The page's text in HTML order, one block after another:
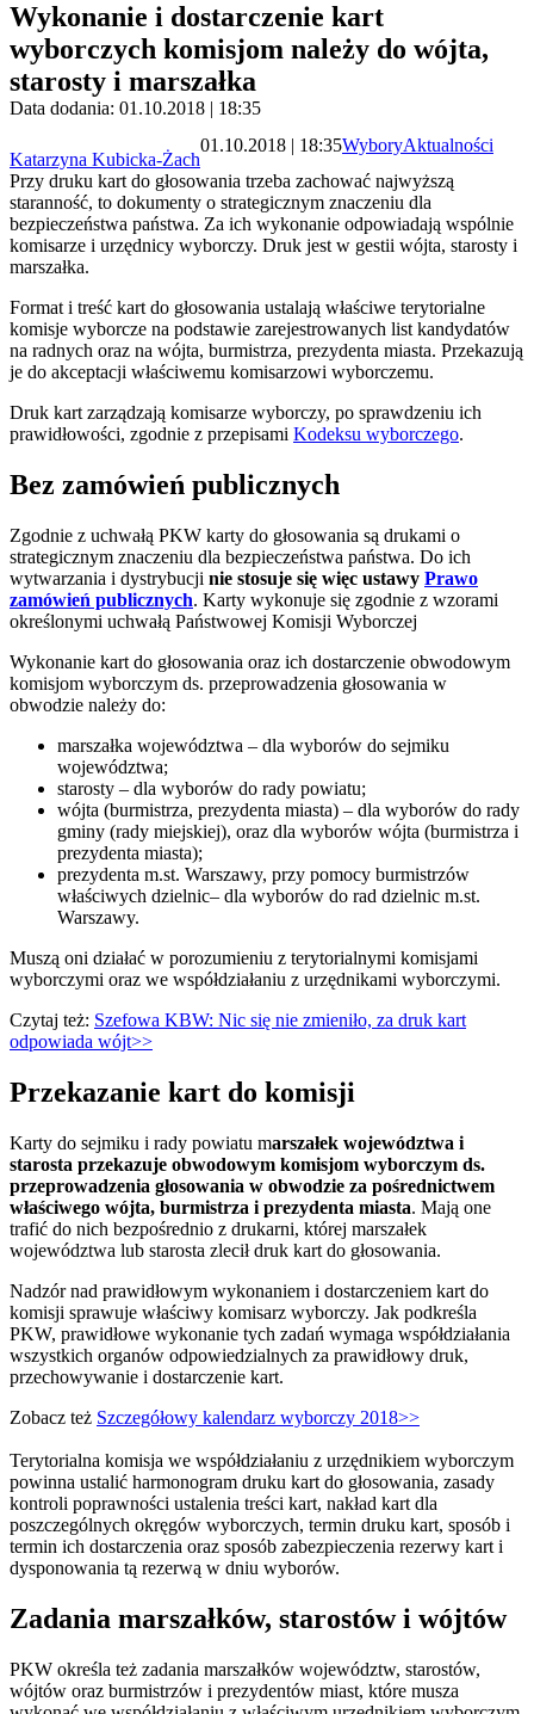
Wykonanie i dostarczenie kart
wyborczych komisjom należy do wójta,
starosty i marszałka
Data dodania: 01.10.2018 | 18:35
Katarzyna Kubicka-Żach
01.10.2018 | 18:35WyboryAktualności
Przy druku kart do głosowania trzeba zachować najwyższą
staranność, to dokumenty o strategicznym znaczeniu dla
bezpieczeństwa państwa. Za ich wykonanie odpowiadają wspólnie
komisarze i urzędnicy wyborczy. Druk jest w gestii wójta, starosty i
marszałka.
Format i treść kart do głosowania ustalają właściwe terytorialne
komisje wyborcze na podstawie zarejestrowanych list kandydatów
na radnych oraz na wójta, burmistrza, prezydenta miasta. Przekazują
je do akceptacji właściwemu komisarzowi wyborczemu.
Druk kart zarządzają komisarze wyborczy, po sprawdzeniu ich
prawidłowości, zgodnie z przepisami Kodeksu wyborczego.
Bez zamówień publicznych
Zgodnie z uchwałą PKW karty do głosowania są drukami o
strategicznym znaczeniu dla bezpieczeństwa państwa. Do ich
wytwarzania i dystrybucji nie stosuje się więc ustawy Prawo
zamówień publicznych. Karty wykonuje się zgodnie z wzorami
określonymi uchwałą Państwowej Komisji Wyborczej
Wykonanie kart do głosowania oraz ich dostarczenie obwodowym
komisjom wyborczym ds. przeprowadzenia głosowania w
obwodzie należy do:
marszałka województwa – dla wyborów do sejmiku
województwa;
starosty – dla wyborów do rady powiatu;
wójta (burmistrza, prezydenta miasta) – dla wyborów do rady
gminy (rady miejskiej), oraz dla wyborów wójta (burmistrza i
prezydenta miasta);
prezydenta m.st. Warszawy, przy pomocy burmistrzów
właściwych dzielnic– dla wyborów do rad dzielnic m.st.
Warszawy.
Muszą oni działać w porozumieniu z terytorialnymi komisjami
wyborczymi oraz we współdziałaniu z urzędnikami wyborczymi.
Czytaj też: Szefowa KBW: Nic się nie zmieniło, za druk kart
odpowiada wójt>>
Przekazanie kart do komisji
Karty do sejmiku i rady powiatu marszałek województwa i
starosta przekazuje obwodowym komisjom wyborczym ds.
przeprowadzenia głosowania w obwodzie za pośrednictwem
właściwego wójta, burmistrza i prezydenta miasta. Mają one
trafić do nich bezpośrednio z drukarni, której marszałek
województwa lub starosta zlecił druk kart do głosowania.
Nadzór nad prawidłowym wykonaniem i dostarczeniem kart do
komisji sprawuje właściwy komisarz wyborczy. Jak podkreśla
PKW, prawidłowe wykonanie tych zadań wymaga współdziałania
wszystkich organów odpowiedzialnych za prawidłowy druk,
przechowywanie i dostarczenie kart.
Zobacz też Szczegółowy kalendarz wyborczy 2018>>
Terytorialna komisja we współdziałaniu z urzędnikiem wyborczym
powinna ustalić harmonogram druku kart do głosowania, zasady
kontroli poprawności ustalenia treści kart, nakład kart dla
poszczególnych okręgów wyborczych, termin druku kart, sposób i
termin ich dostarczenia oraz sposób zabezpieczenia rezerwy kart i
dysponowania tą rezerwą w dniu wyborów.
Zadania marszałków, starostów i wójtów
PKW określa też zadania marszałków województw, starostów,
wójtów oraz burmistrzów i prezydentów miast, które musza